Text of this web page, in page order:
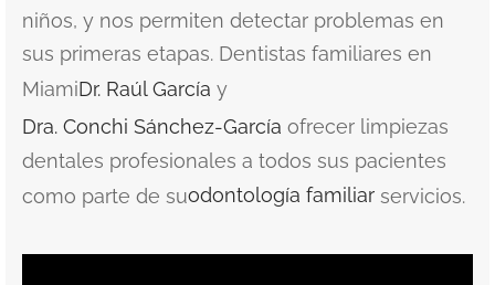
niños, y nos permiten detectar problemas en
sus primeras etapas. Dentistas familiares en
MiamiDr. Raúl García y
Dra. Conchi Sánchez-García ofrecer limpiezas
dentales profesionales a todos sus pacientes
como parte de suodontología familiar servicios.